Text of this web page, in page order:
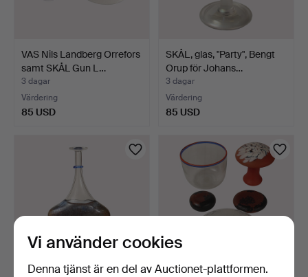
VAS Nils Landberg Orrefors
samt SKÅL Gun L…
3 dagar
Värdering
85 USD
SKÅL, glas, "Party", Bengt
Orup för Johans…
3 dagar
Värdering
85 USD
Vi använder cookies
Denna tjänst är en del av Auctionet-plattformen.